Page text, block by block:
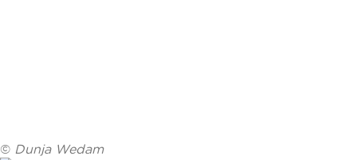
© Dunja Wedam